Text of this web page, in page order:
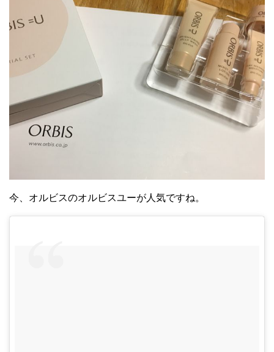
今、オルビスのオルビスユーが人気ですね。